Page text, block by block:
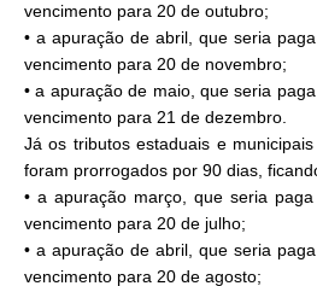
vencimento para 20 de outubro;
• a apuração de abril, que seria
vencimento para 20 de novembro;
• a apuração de maio, que seria
vencimento para 21 de dezembro.
Já os tributos estaduais e
foram prorrogados por 90 dias,
• a apuração março, que seria
vencimento para 20 de julho;
• a apuração de abril, que seria
vencimento para 20 de agosto;